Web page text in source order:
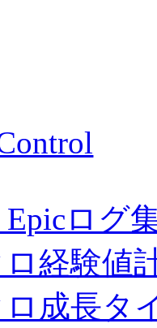
Epicログ
経験値
成長タ